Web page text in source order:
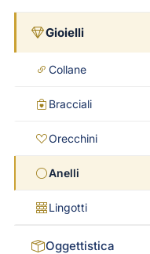
Gioielli
Collane
Bracciali
Orecchini
Anelli
Lingotti
Oggettistica